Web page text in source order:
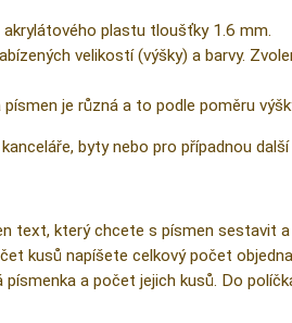
plastu tloušťky 1.6 mm.
velikostí (výšky) a barvy.
je různá a to podle poměru
byty nebo pro případnou
text, který chcete s písmen sestavit
kusů napíšete celkový počet
a počet jejich kusů. Do